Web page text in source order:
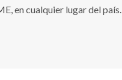
en cualquier lugar del país.